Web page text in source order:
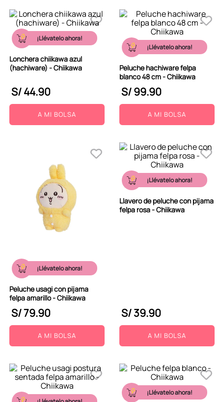
¡Llévatelo ahora!
Lonchera chiikawa azul
(hachiware) - Chiikawa
S/44.90
A MI BOLSA
¡Llévatelo ahora!
Peluche hachiware felpa
blanco 48 cm - Chiikawa
S/99.90
A MI BOLSA
¡Llévatelo ahora!
Peluche usagi con pijama
felpa amarillo - Chiikawa
S/79.90
A MI BOLSA
¡Llévatelo ahora!
Llavero de peluche con pijama
felpa rosa - Chiikawa
S/39.90
A MI BOLSA
¡Llévatelo ahora!